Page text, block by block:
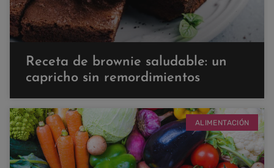
Receta de brownie saludable: un
capricho sin remordimientos
ALIMENTACIÓN